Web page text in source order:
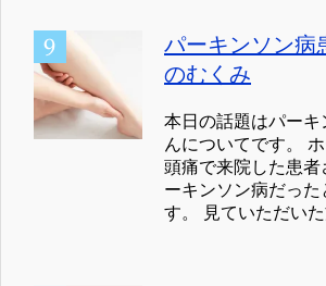
パーキンソン病
のむくみ
本日の話題はパーキ
んについてです。
頭痛で来院した患
ーキンソン病だった
す。 見ていただい